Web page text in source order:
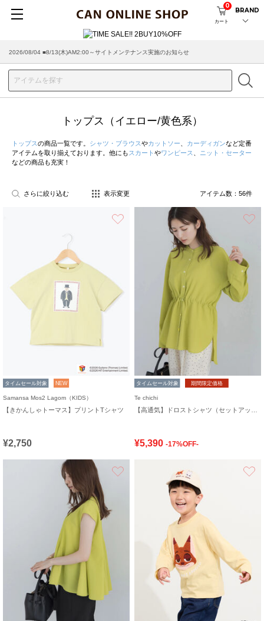
カート
0
BRAND
2026/08/04 ■8/13(木)AM2:00～サイトメンテナンス実施のお知らせ
2026/07/29 ■【お知らせ】ヤマト運輸の配送遅延・停止について
トップス（イエロー/黄色系）
トップスの商品一覧です。 シャツ・ブラウスやカットソー カーディガンなど定番
アイテムを取り揃えております。他にも スカート やワンピース
ニット・セーター
などの商品も充実！
さらに絞り込む 表示変更 アイテム数： 56件
タイムセール対象 NEW
Samansa Mos2 Lagom（KIDS）
【きかんしゃトーマス】プリントTシャツ
¥2,750
タイムセール対象 期間限定価格
Te chichi
¥5,390 -17%OFF-